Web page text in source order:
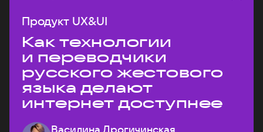
Продукт UX&UI
Как технологии
и переводчики
русского жестового
языка делают
интернет доступнее